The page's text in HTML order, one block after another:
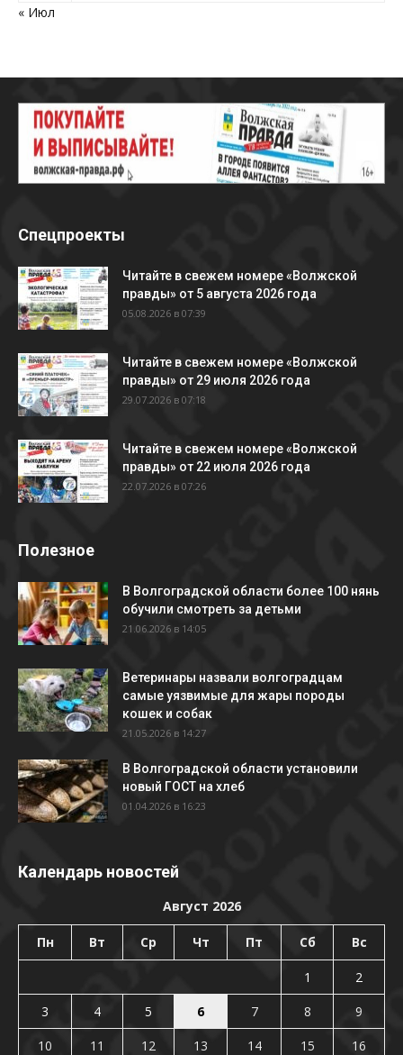
« Июл
Спецпроекты
Читайте в свежем номере «Волжской
правды» от 5 августа 2026 года
05.08.2026 в 07:39
Читайте в свежем номере «Волжской
правды» от 29 июля 2026 года
29.07.2026 в 07:18
Читайте в свежем номере «Волжской
правды» от 22 июля 2026 года
22.07.2026 в 07:26
Полезное
В Волгоградской области более 100 нянь
обучили смотреть за детьми
21.06.2026 в 14:05
Ветеринары назвали волгоградцам
самые уязвимые для жары породы
кошек и собак
21.05.2026 в 14:27
В Волгоградской области установили
новый ГОСТ на хлеб
01.04.2026 в 16:23
Календарь новостей
Август 2026
Пн Вт Ср Чт Пт Сб Вс
1
2
3
4 5 6 7 8
9
10
11 12 13 14 15
16